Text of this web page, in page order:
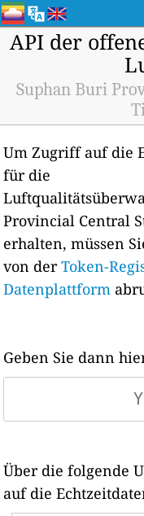
API der
Suphan Buri
Um Zugriff auf die
für die
Provincial Central
erhalten, müssen
von derToken-
Datenplattform
Geben Sie dann
Über die folgende
auf die